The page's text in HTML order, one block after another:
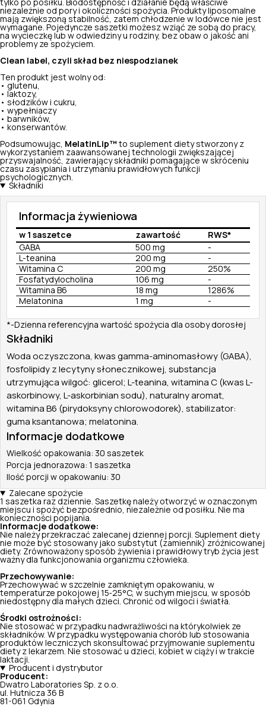
tylko po posiłku. Biodostępność i działanie będą właściwe
niezależnie od pory i okoliczności spożycia. Produkty liposomalne
mają zwiększoną stabilność, zatem chłodzenie w lodówce nie jest
wymagane. Pojedyncze saszetki możesz wziąć ze sobą do pracy,
na wycieczkę lub w odwiedziny u rodziny, bez obaw o jakość ani
problemy ze spożyciem.
Clean label, czyli skład bez niespodzianek
Ten produkt jest wolny od:
• glutenu,
• laktozy,
• słodzików i cukru,
• wypełniaczy
• barwników,
• konserwantów.
Podsumowując,
MelatinLip™ to suplement diety stworzony z
wykorzystaniem zaawansowanej technologii zwiększającej
przyswajalność, zawierający składniki pomagające w skróceniu
czasu zasypiania i utrzymaniu prawidłowych funkcji
psychologicznych.
Składniki
Informacja żywieniowa
w 1 saszetce zawartość
RWS*
GABA
500 mg
-
L-teanina
200 mg
-
Witamina C
200 mg
250%
Fosfatydylocholina
106 mg
-
Witamina B6
18 mg
1286%
Melatonina
1 mg -
*-Dzienna referencyjna wartość spożycia dla osoby dorosłej
Składniki
Woda oczyszczona, kwas gamma-aminomasłowy (GABA),
fosfolipidy z lecytyny słonecznikowej, substancja
utrzymująca wilgoć: glicerol; L-teanina, witamina C (kwas L-
askorbinowy, L-askorbinian sodu), naturalny aromat,
witamina B6 (pirydoksyny chlorowodorek), stabilizator:
guma ksantanowa; melatonina.
Informacje dodatkowe
Wielkość opakowania: 30 saszetek
Porcja jednorazowa: 1 saszetka
Ilość porcji w opakowaniu: 30
Zalecane spożycie
1 saszetka raz dziennie. Saszetkę należy otworzyć w oznaczonym
miejscu i spożyć bezpośrednio, niezależnie od posiłku. Nie ma
konieczności popijania.
Informacje dodatkowe:
Nie należy przekraczać zalecanej dziennej porcji. Suplement diety
nie może być stosowany jako substytut (zamiennik) zróżnicowanej
diety. Zrównoważony sposób żywienia i prawidłowy tryb życia jest
ważny dla funkcjonowania organizmu człowieka.
Przechowywanie:
Przechowywać w szczelnie zamkniętym opakowaniu, w
temperaturze pokojowej 15‑25°C, w suchym miejscu, w sposób
niedostępny dla małych dzieci. Chronić od wilgoci i światła.
Środki ostrożności:
Nie stosować w przypadku nadwrażliwości na którykolwiek ze
składników. W przypadku występowania chorób lub stosowania
produktów leczniczych skonsultować przyjmowanie suplementu
diety z lekarzem. Nie stosować u dzieci, kobiet w ciąży i w trakcie
laktacji.
Producent i dystrybutor
Producent:
Dwatro Laboratories Sp. z o.o.
ul. Hutnicza 36 B
81-061 Gdynia